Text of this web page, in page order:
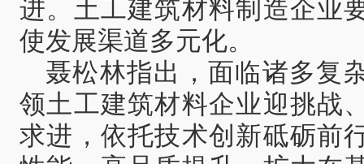
进。土工建筑材料制造企业
使发展渠道多元化。
聂松林指出，面临诸多复
领土工建筑材料企业迎挑战
求进，依托技术创新砥砺前